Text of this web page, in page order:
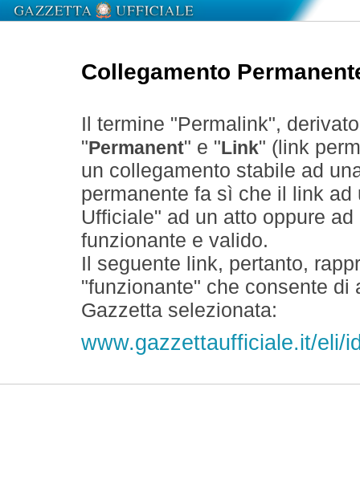
Collegamento
Il termine "Permalink",
" Permanent" e " Link" (link
un collegamento stabile ad
permanente fa sì che il link
Ufficiale" ad un atto oppure
funzionante e valido.
Il seguente link, pertanto,
"funzionante" che consente
Gazzetta selezionata:
www.gazzettaufficiale.it/eli/